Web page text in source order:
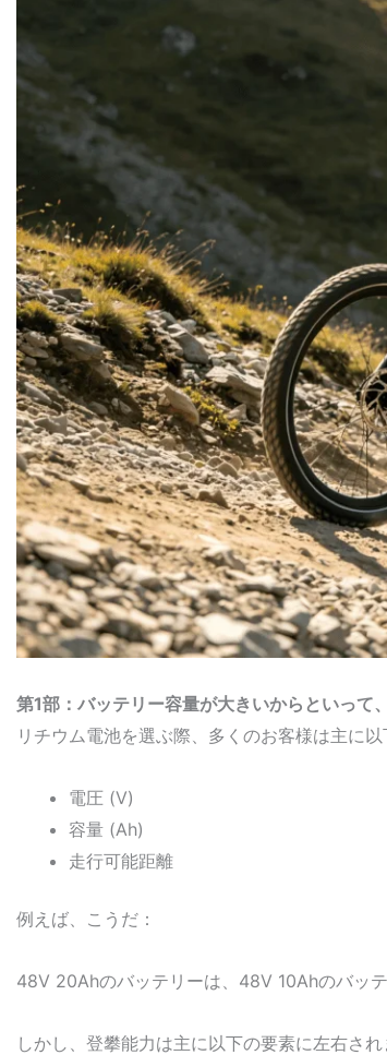
第1部：バッテリー容量が大きいからといって
リチウム電池を選ぶ際、多くのお客様は主に
電圧 (V)
容量 (Ah)
走行可能距離
例えば、こうだ：
48V 20Ahのバッテリーは、48V 10Ahのバッ
しかし、登攀能力は主に以下の要素に左右され